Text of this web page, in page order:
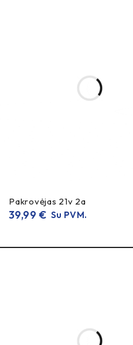
Pakrovėjas 21v 2a
39,99€ Su PVM.